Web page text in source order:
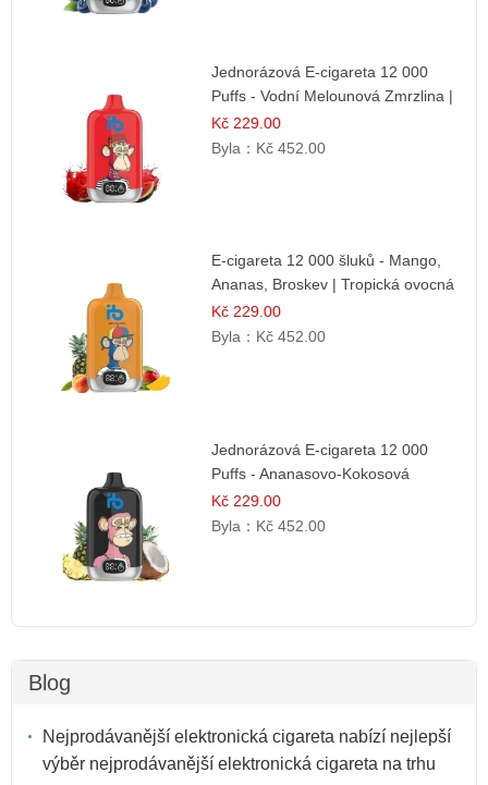
Jednorázová E-cigareta 12 000
Puffs - Vodní Melounová Zmrzlina |
Letní dezertní příchuť
Kč 229.00
Byla： Kč 452.00
E-cigareta 12 000 šluků - Mango,
Ananas, Broskev | Tropická ovocná
směs
Kč 229.00
Byla： Kč 452.00
Jednorázová E-cigareta 12 000
Puffs - Ananasovo-Kokosová
Zmrzlina | Tropický dezert
Kč 229.00
Byla： Kč 452.00
Blog
Nejprodávanější elektronická cigareta nabízí nejlepší
výběr nejprodávanější elektronická cigareta na trhu